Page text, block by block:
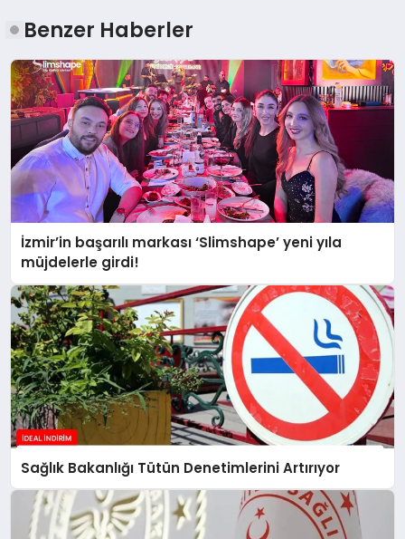
Benzer Haberler
İzmir’in başarılı markası ‘Slimshape’ yeni yıla
müjdelerle girdi!
Sağlık Bakanlığı Tütün Denetimlerini Artırıyor